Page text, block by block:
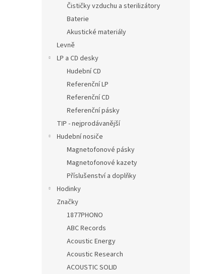
Čističky vzduchu a sterilizátory
Baterie
Akustické materiály
Levně
LP a CD desky
Hudební CD
Referenční LP
Referenční CD
Referenční pásky
TIP - nejprodávanější
Hudební nosiče
Magnetofonové pásky
Magnetofonové kazety
Příslušenství a doplňky
Hodinky
Značky
1877PHONO
ABC Records
Acoustic Energy
Acoustic Research
ACOUSTIC SOLID